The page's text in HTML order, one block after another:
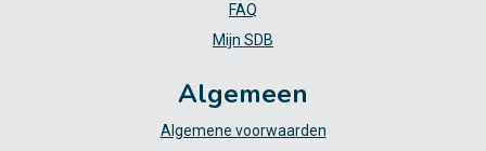
FAQ
Mijn SDB
Algemeen
Algemene voorwaarden